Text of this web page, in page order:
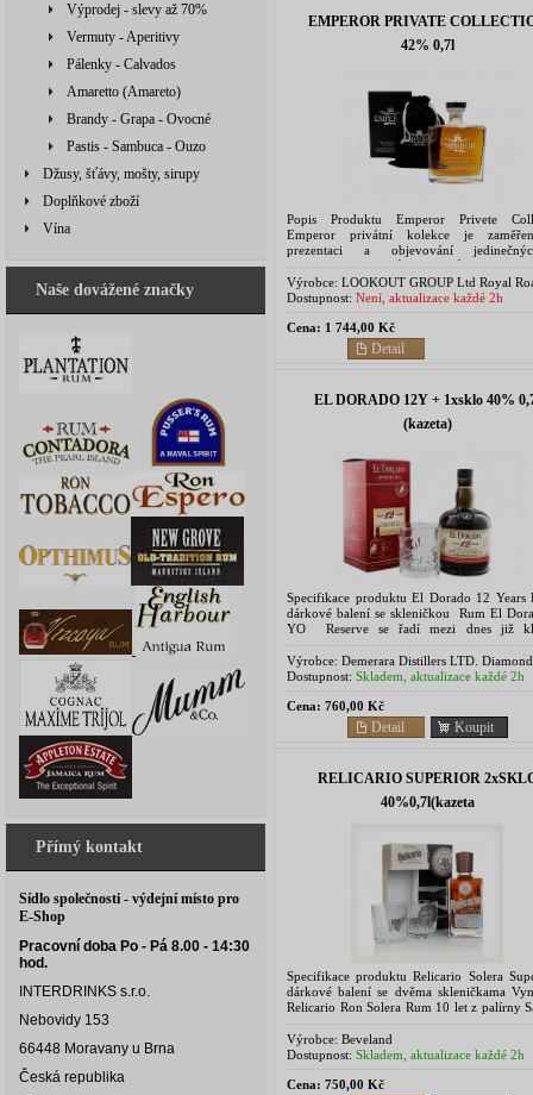
Výprodej - slevy až 70%
Vermuty - Aperitivy
Pálenky - Calvados
Amaretto (Amareto)
Brandy - Grapa - Ovocné
Pastis - Sambuca - Ouzo
Džusy, šťávy, mošty, sirupy
Doplňkové zboží
Vína
Naše dovážené značky
Přímý kontakt
Sídlo společnosti - výdejní místo pro
E-Shop
Pracovní doba Po - Pá 8.00 - 14:30
hod.
INTERDRINKS s.r.o.
Nebovidy 153
66448 Moravany u Brna
Česká republika
EMPEROR PRIVATE
42% 0,7l
Popis Produktu Emperor Privete
Emperor privátní kolekce je
prezentaci a objevování
výjimečných zážitků, které může rum
Verze Chateau Pape Clement Finish...
Výrobce: LOOKOUT GROUP Ltd Royal
Mezza Business Hub Domaine de
Dostupnost: Není, aktualizace každé 2h
Cena: 1 744,00 Kč
Detail
EL DORADO 12Y + 1xsklo 40%
(kazeta)
Specifikace produktu El Dorado 12 Years
dárkové balení se skleničkou Rum El
YO Reserve se řadí mezi dnes již
Výrobce: Demerara Distillers LTD.
Guyana, S America
Dostupnost: Skladem, aktualizace každé 2h
Cena: 760,00 Kč
Koupit
Detail
RELICARIO SUPERIOR
40%0,7l(kazeta
Specifikace produktu Relicario Solera
dárkové balení se dvěma skleničkama
Relicario Ron Solera Rum 10 let z palírny
Výrobce: Beveland
Dostupnost: Skladem, aktualizace každé 2h
Cena: 750,00 Kč